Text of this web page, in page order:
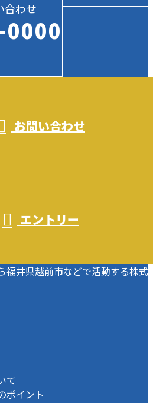
合わせ
お問い合わせ
エントリー
て
ポイント